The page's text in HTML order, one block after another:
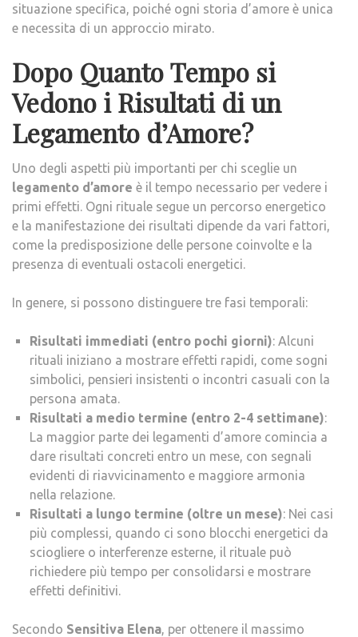
situazione specifica, poiché ogni storia d’amore è unica
e necessita di un approccio mirato.
Dopo Quanto Tempo si
Vedono i Risultati di un
Legamento d’Amore?
Uno degli aspetti più importanti per chi sceglie un
legamento d’amore è il tempo necessario per vedere i
primi effetti. Ogni rituale segue un percorso energetico
e la manifestazione dei risultati dipende da vari fattori,
come la predisposizione delle persone coinvolte e la
presenza di eventuali ostacoli energetici.
In genere, si possono distinguere tre fasi temporali:
Risultati immediati (entro pochi giorni): Alcuni
rituali iniziano a mostrare effetti rapidi, come sogni
simbolici, pensieri insistenti o incontri casuali con la
persona amata.
Risultati a medio termine (entro 2-4 settimane):
La maggior parte dei legamenti d’amore comincia a
dare risultati concreti entro un mese, con segnali
evidenti di riavvicinamento e maggiore armonia
nella relazione.
Risultati a lungo termine (oltre un mese): Nei casi
più complessi, quando ci sono blocchi energetici da
sciogliere o interferenze esterne, il rituale può
richiedere più tempo per consolidarsi e mostrare
effetti definitivi.
Secondo Sensitiva Elena, per ottenere il massimo